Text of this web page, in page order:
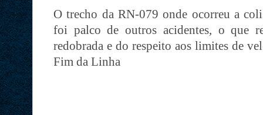
O trecho da RN-079 onde ocorreu a
foi palco de outros acidentes, o que
redobrada e do respeito aos limites de
Fim da Linha